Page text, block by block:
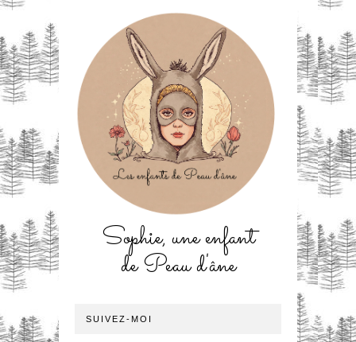
Sophie, une enfant
de Peau d'âne
SUIVEZ-MOI